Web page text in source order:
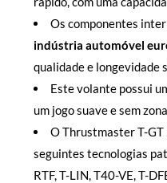
Os componentes
indústria automóvel
qualidade e longevidade
Este volante possui
um jogo suave e sem
O Thrustmaster T-GT
seguintes tecnologias
RTF, T-LIN, T40-VE, T-